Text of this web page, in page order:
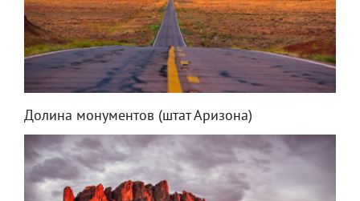
Долина монументов (штат Аризона)